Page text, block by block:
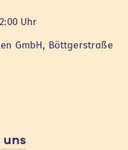
Uhr
GmbH, Böttgerstraße